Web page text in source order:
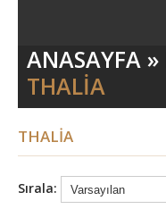
ANASAYFA »
THALİA
THALİA
Sırala: